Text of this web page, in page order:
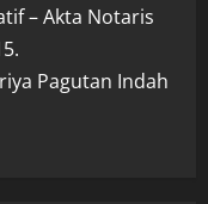
– Akta Notaris
Pagutan Indah